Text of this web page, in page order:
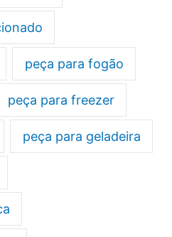
peça para fogão
peça para freezer
peça para geladeira